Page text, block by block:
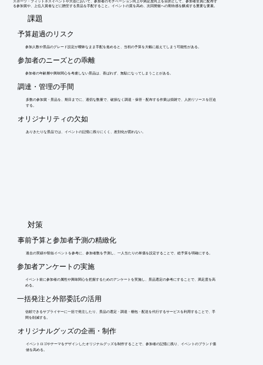
る参加賞や、上位入賞者などに贈呈する景品を手配すること。イベントの質を高め、次回開催への期待感を醸成する重要な要素。
​課題
予算超過のリスク
参加人数や景品のグレード設定が曖昧なまま手配を進めると、当初の予算を大幅に超えてしまう可能性がある。
参加者のニーズとの乖離
参加者の年齢層や興味関心を考慮しない景品は、喜ばれず、無駄になってしまうことがある。
調達・管理の手間
多数の参加賞・景品を、期日までに、適切な数量で、破損なく調達・保管・配布する作業は煩雑で、人的リソースを圧迫
する。
オリジナリティの欠如
ありきたりな景品では、イベントの記憶に残りにくく、差別化が図れない。
​対策
事前予算と参加者予測の精緻化
過去の実績や類似イベントを参考に、参加者数を予測し、一人当たりの単価を設定することで、総予算を明確にする。
参加者アンケートの実施
イベント前に参加者の属性や興味関心を把握するためのアンケートを実施し、景品選定の参考にすることで、満足度を高
める。
一括発注と外部委託の活用
信頼できるサプライヤーに一括で発注したり、景品の選定・調達・梱包・配送を代行するサービスを利用することで、手
間を削減する。
オリジナルグッズの企画・制作
イベントロゴやテーマをデザインしたオリジナルグッズを制作することで、参加者の記憶に残り、イベントのブランド価
値を高める。